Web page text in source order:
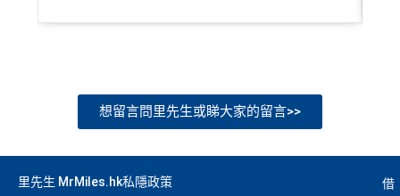
想留言問里先生或睇大家的留言>>
里先生 MrMiles.hk私隱政策
借